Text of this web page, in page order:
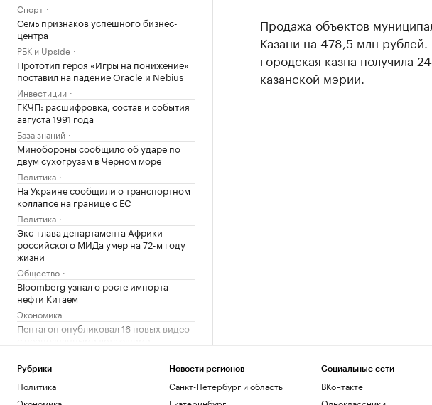
Спорт
Семь признаков успешного бизнес-
центра
РБК и Upside
Прототип героя «Игры на понижение»
поставил на падение Oracle и Nebius
Инвестиции
ГКЧП: расшифровка, состав и события
августа 1991 года
База знаний
Минобороны сообщило об ударе по
двум сухогрузам в Черном море
Политика
На Украине сообщили о транспортном
коллапсе на границе с ЕС
Политика
Экс-глава департамента Африки
российского МИДа умер на 72-м году
жизни
Общество
Bloomberg узнал о росте импорта
нефти Китаем
Экономика
Пентагон опубликовал 16 новых видео
с неопознанными летающими
Общество
Трамп заявил, что победитель гонки ИИ
станет лидером
Продажа объектов
Казани на 478,5 млн
городская казна получила
казанской мэрии.
Рубрики
Политика
Новости регионов
Санкт-Петербург и область
Социальные сети
ВКонтакте